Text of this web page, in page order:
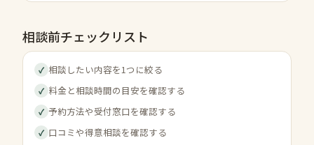
相談前チェックリスト
✓ 相談したい内容を1つに絞る
✓ 料金と相談時間の目安を確認する
✓ 予約方法や受付窓口を確認する
✓ 口コミや得意相談を確認する